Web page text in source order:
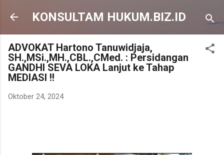
Langsung ke konten utama
KONSULTAM HUKUM.BIZ.ID
ADVOKAT Hartono Tanuwidjaja,
SH.,MSi.,MH.,CBL.,CMed. : Persidangan
GANDHI SEVA LOKA Lanjut ke Tahap
MEDIASI !!
Oktober 24, 2024